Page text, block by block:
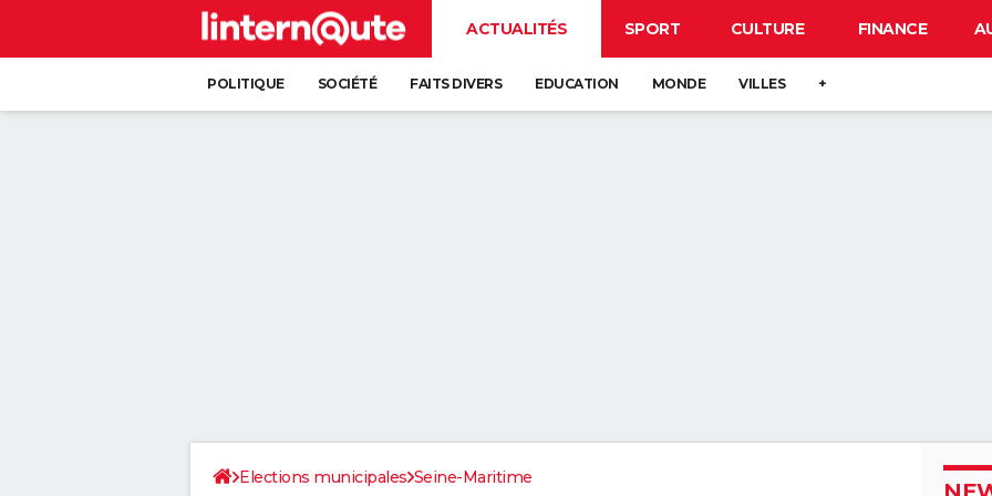
ACTUALITÉS SPORT CULTURE FINANCE
POLITIQUE SOCIÉTÉ FAITS DIVERS EDUCATION MONDE VILLES +
Elections municipales Seine-Maritime